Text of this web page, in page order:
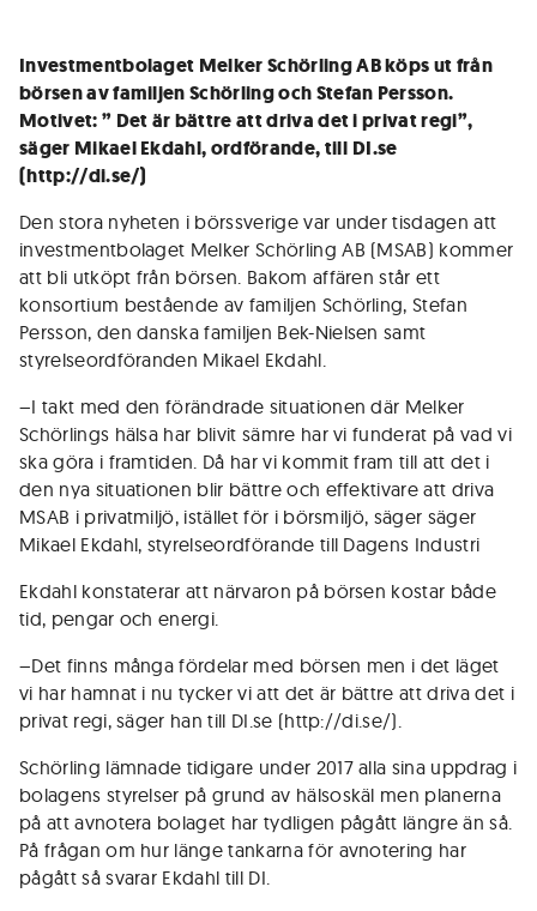
Investmentbolaget Melker Schörling AB köps ut från
börsen av familjen Schörling och Stefan Persson.
Motivet: ” Det är bättre att driva det i privat regi”,
säger Mikael Ekdahl, ordförande, till DI.se
(http://di.se/)
Den stora nyheten i börssverige var under tisdagen att
investmentbolaget Melker Schörling AB (MSAB) kommer
att bli utköpt från börsen. Bakom affären står ett
konsortium bestående av familjen Schörling, Stefan
Persson, den danska familjen Bek-Nielsen samt
styrelseordföranden Mikael Ekdahl.
–I takt med den förändrade situationen där Melker
Schörlings hälsa har blivit sämre har vi funderat på vad vi
ska göra i framtiden. Då har vi kommit fram till att det i
den nya situationen blir bättre och effektivare att driva
MSAB i privatmiljö, istället för i börsmiljö, säger säger
Mikael Ekdahl, styrelseordförande till Dagens Industri
Ekdahl konstaterar att närvaron på börsen kostar både
tid, pengar och energi.
–Det finns många fördelar med börsen men i det läget
vi har hamnat i nu tycker vi att det är bättre att driva det i
privat regi, säger han till DI.se (http://di.se/).
Schörling lämnade tidigare under 2017 alla sina uppdrag i
bolagens styrelser på grund av hälsoskäl men planerna
på att avnotera bolaget har tydligen pågått längre än så.
På frågan om hur länge tankarna för avnotering har
pågått så svarar Ekdahl till DI.